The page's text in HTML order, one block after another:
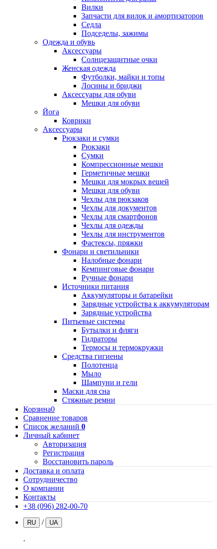
Вилки
Запчасти для вилок и амортизаторов
Седла
Подседелы, зажимы
Одежда и обувь
Аксессуары
Солнцезащитные очки
Женская одежда
Футболки, майки и топы
Лосины и бриджи
Аксессуары для обуви
Мешки для обуви
Йога
Коврики
Аксессуары
Рюкзаки и сумки
Рюкзаки
Сумки
Компрессионные мешки
Герметичные мешки
Мешки для мокрых вещей
Мешки для обуви
Чехлы для рюкзаков
Чехлы для документов
Чехлы для смартфонов
Чехлы для одежды
Чехлы для инструментов
Фастексы, пряжки
Фонари и светильники
Налобные фонари
Кемпинговые фонари
Ручные фонари
Источники питания
Аккумуляторы и батарейки
Зарядные устройства к аккумуляторам
Зарядные устройства
Питьевые системы
Бутылки и фляги
Гидраторы
Термосы и термокружки
Средства гигиены
Полотенца
Мыло
Шампуни и гели
Маски для сна
Стяжные ремни
Корзина0
Сравнение товаров
Список желаний 0
Личный кабинет
Авторизация
Регистрация
Восстановить пароль
Доставка и оплата
Сотрудничество
О компании
Контакты
+38 (096) 282-00-70
RU / UA
.